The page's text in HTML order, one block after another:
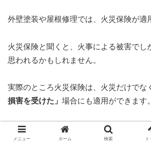
外壁塗装や屋根修理では、火災保険が適
火災保険と聞くと、火事による被害でし
思われるかもしれません。
実際のところ火災保険は、火災だけでな
損害を受けた」 場合にも適用ができます。
つまり、
台風により外壁が損傷した場合
根や雨樋に被害が生じた場合にも適用で
メニュー ホーム 検索